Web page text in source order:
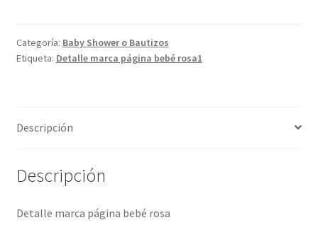
rosa
cantidad
Categoría: Baby Shower o Bautizos
Etiqueta: Detalle marca página bebé rosa1
Descripción
Descripción
Detalle marca página bebé rosa